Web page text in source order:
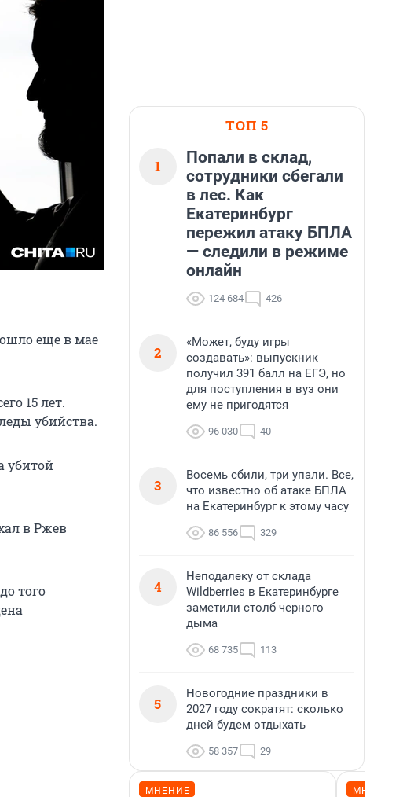
еще в мае
15 лет.
убийства.
убитой
в Ржев
того
ТОП 5
1
Попали в склад,
сотрудники сбегали
в лес. Как
Екатеринбург
пережил атаку БПЛА
— следили в режиме
онлайн
124 684 426
2
«Может, буду игры
создавать»: выпускник
получил 391 балл на ЕГЭ, но
для поступления в вуз они
ему не пригодятся
96 030 40
3
Восемь сбили, три упали. Все,
что известно об атаке БПЛА
на Екатеринбург к этому часу
86 556 329
4
Неподалеку от склада
Wildberries в Екатеринбурге
заметили столб черного
дыма
68 735 113
5
Новогодние праздники в
2027 году сократят: сколько
дней будем отдыхать
58 357 29
МНЕНИЕ